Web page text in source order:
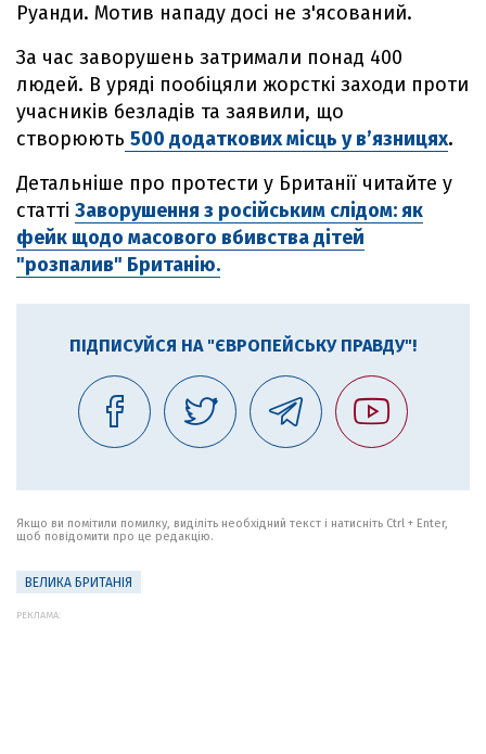
Руанди. Мотив нападу досі не з'ясований.
За час заворушень затримали понад 400
людей. В уряді пообіцяли жорсткі заходи проти
учасників безладів та заявили, що
створюють 500 додаткових місць у в’язницях.
Детальніше про протести у Британії читайте у
статті Заворушення з російським слідом: як
фейк щодо масового вбивства дітей
"розпалив" Британію.
ПІДПИСУЙСЯ НА "ЄВРОПЕЙСЬКУ ПРАВДУ"!
Якщо ви помітили помилку, виділіть необхідний текст і натисніть Ctrl + Enter,
щоб повідомити про це редакцію.
ВЕЛИКА БРИТАНІЯ
РЕКЛАМА: